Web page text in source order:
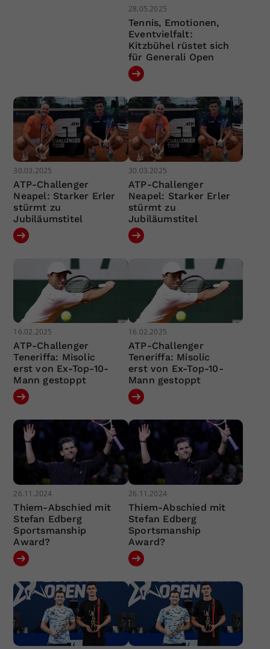
28.05.2025
Tennis, Emotionen,
Eventvielfalt:
Kitzbühel rüstet sich
für Generali Open
30.03.2025
ATP-Challenger
Neapel: Starker Erler
stürmt zu
Jubiläumstitel
30.03.2025
ATP-Challenger
Neapel: Starker Erler
stürmt zu
Jubiläumstitel
16.02.2025
ATP-Challenger
Teneriffa: Misolic
erst von Ex-Top-10-
Mann gestoppt
16.02.2025
ATP-Challenger
Teneriffa: Misolic
erst von Ex-Top-10-
Mann gestoppt
26.11.2024
Thiem-Abschied mit
Stefan Edberg
Sportsmanship
Award?
26.11.2024
Thiem-Abschied mit
Stefan Edberg
Sportsmanship
Award?